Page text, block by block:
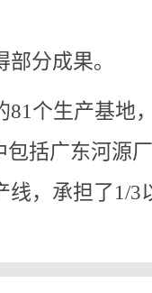
分成果。
81个生产基地
包括广东河源
线，承担了1/3